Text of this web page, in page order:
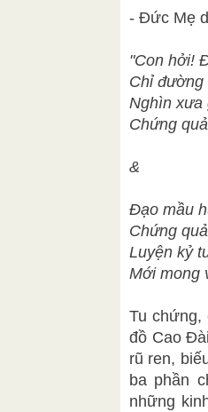
- Đức Mẹ
"Con hởi!
Chỉ đường
Nghìn xưa
Chứng
&
Đạo mầu
Chứng
Luyện kỷ
Mới mong
Tu chứng,
đồ Cao
rũ ren,
ba phần
những